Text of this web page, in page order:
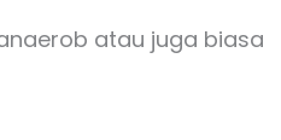
atau juga biasa